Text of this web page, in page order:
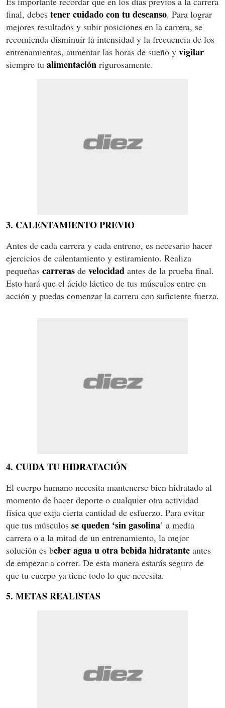
final, debes tener cuidado con tu descanso. Para lograr
mejores resultados y subir posiciones en la carrera, se
recomienda disminuir la intensidad y la frecuencia de los
entrenamientos, aumentar las horas de sueño y vigilar
siempre tu alimentación rigurosamente.
3. CALENTAMIENTO PREVIO
Antes de cada carrera y cada entreno, es necesario hacer
ejercicios de calentamiento y estiramiento. Realiza
pequeñas carreras de velocidad antes de la prueba final.
Esto hará que el ácido láctico de tus músculos entre en
acción y puedas comenzar la carrera con suficiente fuerza.
4. CUIDA TU HIDRATACIÓN
El cuerpo humano necesita mantenerse bien hidratado al
momento de hacer deporte o cualquier otra actividad
física que exija cierta cantidad de esfuerzo. Para evitar
que tus músculos se queden ‘sin gasolina’ a media
carrera o a la mitad de un entrenamiento, la mejor
solución es beber agua u otra bebida hidratante antes
de empezar a correr. De esta manera estarás seguro de
que tu cuerpo ya tiene todo lo que necesita.
5. METAS REALISTAS